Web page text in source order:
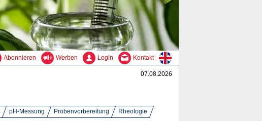
Abonnieren Werben Login Kontakt
07.08.2026
pH-Messung Probenvorbereitung
Rheologie